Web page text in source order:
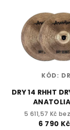
DRY 14 RHHT
5 611,57 Kč
6 790 Kč
KÓD: